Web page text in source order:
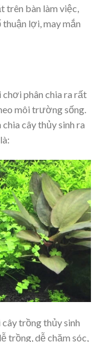
trên bàn làm việc,
lợi, may mắn
phân chia ra rất
môi trường sống.
cây thủy sinh ra
cây trồng thủy sinh
trồng, dễ chăm sóc,